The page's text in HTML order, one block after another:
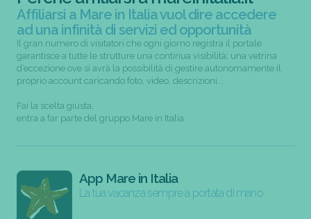
Affiliarsi a Mare in Italia vuol dire accedere
ad una infinità di servizi ed opportunità
Il gran numero di visitatori che ogni giorno registra il portale
garantisce a tutte le strutture una continua visibilità; una vetrina
d’eccezione ove si avrà la possibilità di gestire autonomamente il
proprio account caricando foto, video, descrizioni...
Fai la scelta giusta,
entra a far parte del gruppo Mare in Italia
App Mare in Italia
La tua vacanza sempre a portata di mano